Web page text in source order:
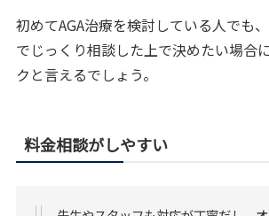
初めてAGA治療を検討している人でも
でじっくり相談した上で決めたい場合
クと言えるでしょう。
料金相談がしやすい